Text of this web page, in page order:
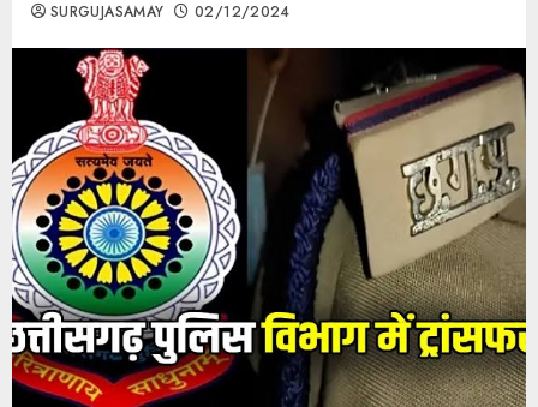
SURGUJASAMAY 02/12/2024